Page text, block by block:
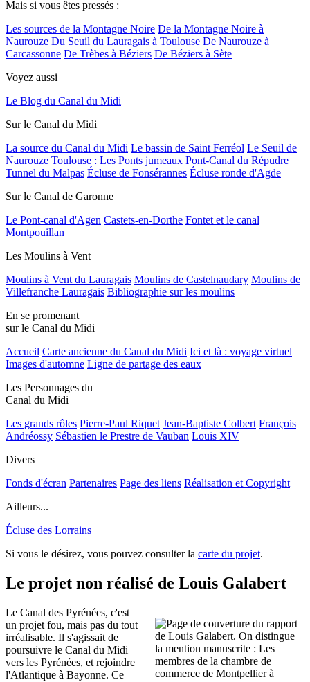
Mais si vous êtes pressés :
Les sources de la Montagne Noire De la Montagne Noire à
Naurouze Du Seuil du Lauragais à Toulouse De Naurouze à
Carcassonne De Trèbes à Béziers De Béziers à Sète
Voyez aussi
Le Blog du Canal du Midi
Sur le Canal du Midi
La source du Canal du Midi Le bassin de Saint Ferréol Le Seuil de
Naurouze Toulouse : Les Ponts jumeaux Pont-Canal du Répudre
Tunnel du Malpas Écluse de Fonsérannes Écluse ronde d'Agde
Sur le Canal de Garonne
Le Pont-canal d'Agen Castets-en-Dorthe Fontet et le canal
Montpouillan
Les Moulins à Vent
Moulins à Vent du Lauragais Moulins de Castelnaudary Moulins de
Villefranche Lauragais Bibliographie sur les moulins
En se promenant
sur le Canal du Midi
Accueil Carte ancienne du Canal du Midi Ici et là : voyage virtuel
Images d'automne Ligne de partage des eaux
Les Personnages du
Canal du Midi
Les grands rôles Pierre-Paul Riquet Jean-Baptiste Colbert François
Andréossy Sébastien le Prestre de Vauban Louis XIV
Divers
Fonds d'écran Partenaires Page des liens Réalisation et Copyright
Ailleurs...
Écluse des Lorrains
Si vous le désirez, vous pouvez consulter la carte du projet.
Le projet non réalisé de Louis Galabert
Le Canal des Pyrénées, c'est
un projet fou, mais pas du tout
irréalisable. Il s'agissait de
poursuivre le Canal du Midi
vers les Pyrénées, et rejoindre
l'Atlantique à Bayonne. Ce